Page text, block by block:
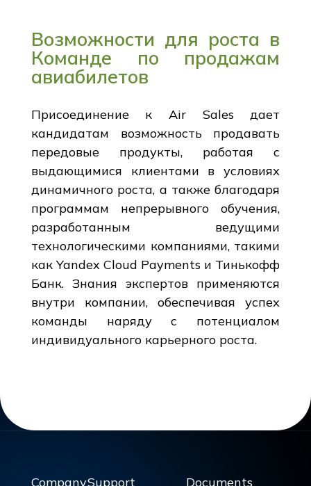
Возможности для роста в
Команде по продажам
авиабилетов
Присоединение к Air Sales дает
кандидатам возможность продавать
передовые продукты, работая с
выдающимися клиентами в условиях
динамичного роста, а также благодаря
программам непрерывного обучения,
разработанным ведущими
технологическими компаниями, такими
как Yandex Cloud Payments и Тинькофф
Банк. Знания экспертов применяются
внутри компании, обеспечивая успех
команды наряду с потенциалом
индивидуального карьерного роста.
CompanySupport Documents